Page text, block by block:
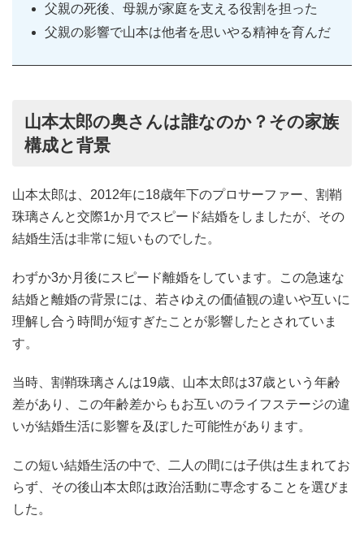
父親の死後、母親が家庭を支える役割を担った
父親の影響で山本は他者を思いやる精神を育んだ
山本太郎の奥さんは誰なのか？その家族
構成と背景
山本太郎は、2012年に18歳年下のプロサーファー、割鞘
珠璃さんと交際1か月でスピード結婚をしましたが、その
結婚生活は非常に短いものでした。
わずか3か月後にスピード離婚をしています。この急速な
結婚と離婚の背景には、若さゆえの価値観の違いや互いに
理解し合う時間が短すぎたことが影響したとされていま
す。
当時、割鞘珠璃さんは19歳、山本太郎は37歳という年齢
差があり、この年齢差からもお互いのライフステージの違
いが結婚生活に影響を及ぼした可能性があります。
この短い結婚生活の中で、二人の間には子供は生まれてお
らず、その後山本太郎は政治活動に専念することを選びま
した。